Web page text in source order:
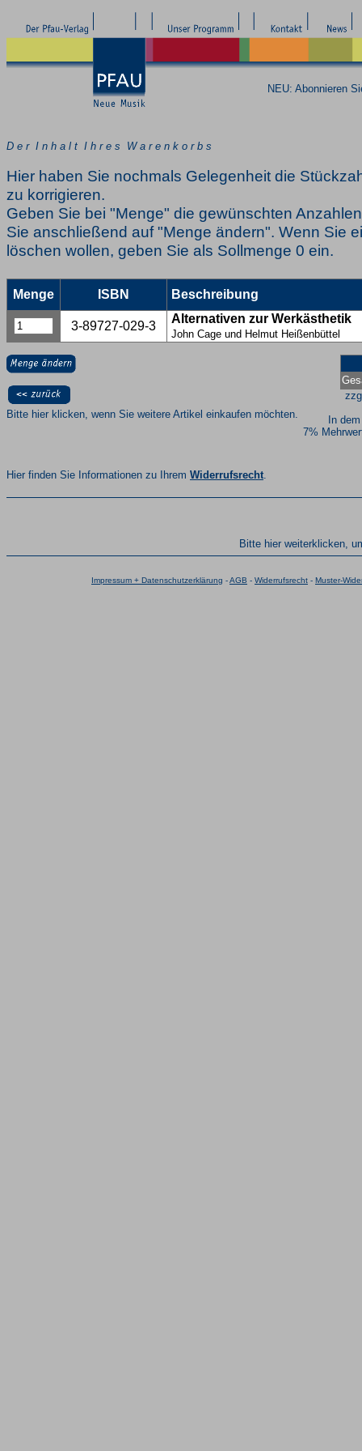
NEU: Abonnieren
D e r I n h a l t I h r e s W a r e n k o r b s
Hier haben Sie nochmals Gelegenheit die
zu korrigieren.
Geben Sie bei "Menge" die gewünschten
Sie anschließend auf "Menge ändern". Wenn Sie
löschen wollen, geben Sie als Sollmenge 0 ein.
Menge ISBN Beschreibung
3-89727-029-3
Alternativen zur Werkästhetik
John Cage und Helmut Heißenbüttel
In
7%
Bitte hier klicken, wenn Sie weitere Artikel einkaufen möchten.
Hier finden Sie Informationen zu Ihrem Widerrufsrecht.
Bitte hier weiterklicken,
Impressum + Datenschutzerklärung -AGB - Widerrufsrecht - Muster-